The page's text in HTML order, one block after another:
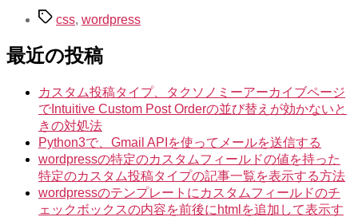
を
た
場
に
見
切
れ
て
タ css, wordpress
最近の投稿
カスタム投稿タイプ、タクソノミーアーカイブページ
でIntuitive Custom Post Orderの並び替えが効かないと
きの対処法
Python3で、Gmail APIを使ってメールを送信する
wordpressの特定のカスタムフィールドの値を持った
特定のカスタム投稿タイプの記事一覧を表示する方法
wordpressのテンプレートにカスタムフィールドのチ
ェックボックスの内容を前後にhtmlを追加して表示す